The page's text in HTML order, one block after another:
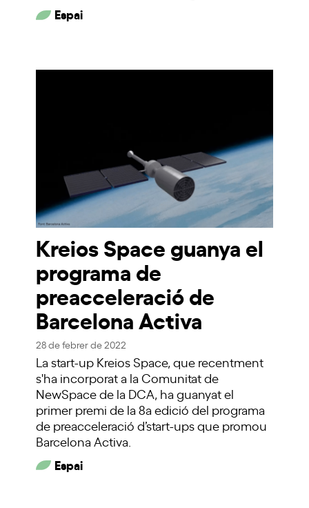
Espai
Kreios Space guanya el
programa de
preacceleració de
Barcelona Activa
28 de febrer de 2022
La start-up Kreios Space, que recentment
s'ha incorporat a la Comunitat de
NewSpace de la DCA, ha guanyat el
primer premi de la 8a edició del programa
de preacceleració d’start-ups que promou
Barcelona Activa.
Espai